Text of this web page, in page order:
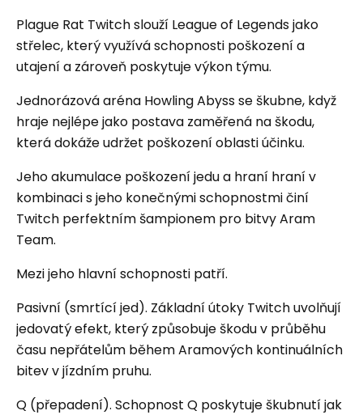
Plague Rat Twitch slouží League of Legends jako
střelec, který využívá schopnosti poškození a
utajení a zároveň poskytuje výkon týmu.
Jednorázová aréna Howling Abyss se škubne, když
hraje nejlépe jako postava zaměřená na škodu,
která dokáže udržet poškození oblasti účinku.
Jeho akumulace poškození jedu a hraní hraní v
kombinaci s jeho konečnými schopnostmi činí
Twitch perfektním šampionem pro bitvy Aram
Team.
Mezi jeho hlavní schopnosti patří.
Pasivní (smrtící jed). Základní útoky Twitch uvolňují
jedovatý efekt, který způsobuje škodu v průběhu
času nepřátelům během Aramových kontinuálních
bitev v jízdním pruhu.
Q (přepadení). Schopnost Q poskytuje škubnutí jak